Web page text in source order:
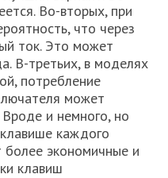
Во-вторых, при
что через
ток. Это может
В-третьих, в моделях
потребление
может
и немного, но
каждого
экономичные и
клавиш